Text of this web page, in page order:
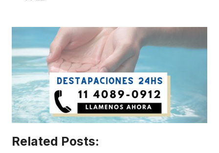
Related Posts: